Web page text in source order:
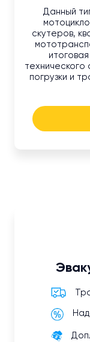
Данный
скутеров,
технического
погрузки и